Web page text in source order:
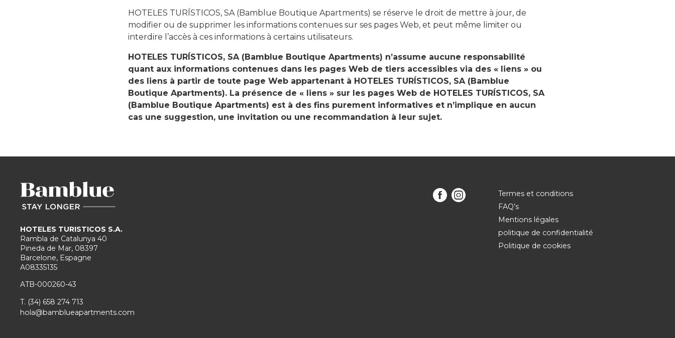
HOTELES TURÍSTICOS, SA (Bamblue Boutique Apartments) se réserve le droit de mettre à jour, de
modifier ou de supprimer les informations contenues sur ses pages Web, et peut même limiter ou
interdire l’accès à ces informations à certains utilisateurs.
HOTELES TURÍSTICOS, SA (Bamblue Boutique Apartments) n’assume aucune responsabilité
quant aux informations contenues dans les pages Web de tiers accessibles via des « liens » ou
des liens à partir de toute page Web appartenant à HOTELES TURÍSTICOS, SA (Bamblue
Boutique Apartments). La présence de « liens » sur les pages Web de HOTELES TURÍSTICOS, SA
(Bamblue Boutique Apartments) est à des fins purement informatives et n’implique en aucun
cas une suggestion, une invitation ou une recommandation à leur sujet.
HOTELES TURISTICOS S.A.
Rambla de Catalunya 40
Pineda de Mar, 08397
Barcelone, Espagne
A08335135
ATB-000260-43
T. (34) 658 274 713
hola@bamblueapartments.com
Termes et conditions
FAQ’s
Mentions légales
politique de confidentialité
Politique de cookies